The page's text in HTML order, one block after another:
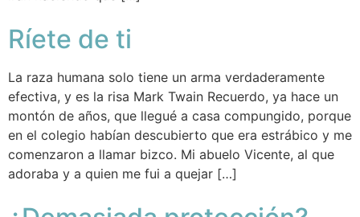
Ríete de ti
La raza humana solo tiene un arma verdaderamente
efectiva, y es la risa Mark Twain Recuerdo, ya hace un
montón de años, que llegué a casa compungido, porque
en el colegio habían descubierto que era estrábico y me
comenzaron a llamar bizco. Mi abuelo Vicente, al que
adoraba y a quien me fui a quejar […]